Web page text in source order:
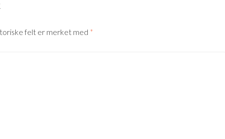
felt er merket med *